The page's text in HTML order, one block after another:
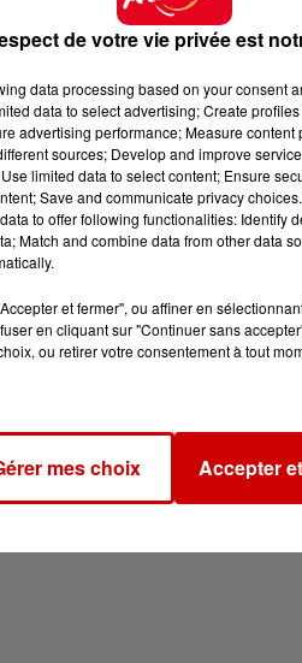
accusés.C'était ma
finalement pour meurtre,
de votre vie privée est
data processing based on your consent
data to select advertising; Create
advertising performance; Measure
sources; Develop and improve
limited data to select content; Ensure
Save and communicate privacy
to offer following functionalities: Identify
Match and combine data from other data
et fermer", ou affiner en
en cliquant sur "Continuer sans
ou retirer votre consentement à tout
mes choix Accepter